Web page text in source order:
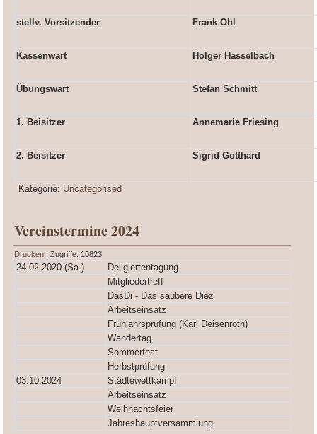
stellv. Vorsitzender Frank Ohl
Kassenwart Holger Hasselbach
Übungswart Stefan Schmitt
1. Beisitzer Annemarie Friesing
2. Beisitzer Sigrid Gotthard
Kategorie: Uncategorised
Vereinstermine 2024
Drucken | Zugriffe: 10823
24.02.2020 (Sa.)
Deligiertentagung
Mitgliedertreff
DasDi - Das saubere Diez
Arbeitseinsatz
Frühjahrsprüfung (Karl Deisenroth)
Wandertag
Sommerfest
Herbstprüfung
03.10.2024
Städtewettkampf
Arbeitseinsatz
Weihnachtsfeier
Jahreshauptversammlung